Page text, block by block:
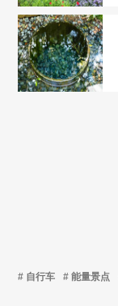
自行车 能量景点